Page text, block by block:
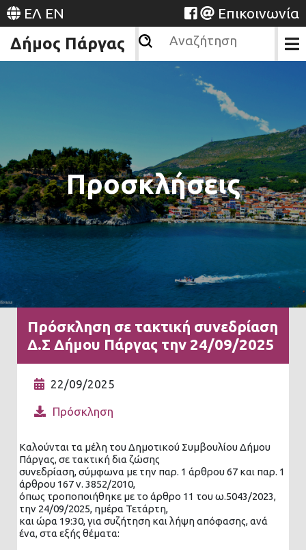
ΕΛ EN Επικοινωνία
Δήμος Πάργας
Προσκλήσεις
Πρόσκληση σε τακτική συνεδρίαση
Δ.Σ Δήμου Πάργας την 24/09/2025
22/09/2025
Πρόσκληση
Καλούνται τα μέλη του Δημοτικού Συμβουλίου Δήμου
Πάργας, σε τακτική δια ζώσης
συνεδρίαση, σύμφωνα με την παρ. 1 άρθρου 67 και παρ. 1
άρθρου 167 ν. 3852/2010,
όπως τροποποιήθηκε με το άρθρο 11 του ω.5043/2023,
την 24/09/2025, ημέρα Τετάρτη,
και ώρα 19:30, για συζήτηση και λήψη απόφασης, ανά
ένα, στα εξής θέματα: